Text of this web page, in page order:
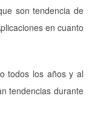
son tendencia de
en cuanto
todos los años y al
tendencias durante